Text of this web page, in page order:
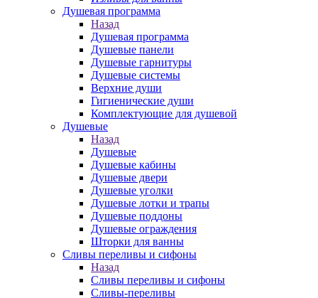
Душевая программа
Назад
Душевая программа
Душевые панели
Душевые гарнитуры
Душевые системы
Верхние души
Гигиенические души
Комплектующие для душевой
Душевые
Назад
Душевые
Душевые кабины
Душевые двери
Душевые уголки
Душевые лотки и трапы
Душевые поддоны
Душевые ограждения
Шторки для ванны
Сливы переливы и сифоны
Назад
Сливы переливы и сифоны
Сливы-переливы